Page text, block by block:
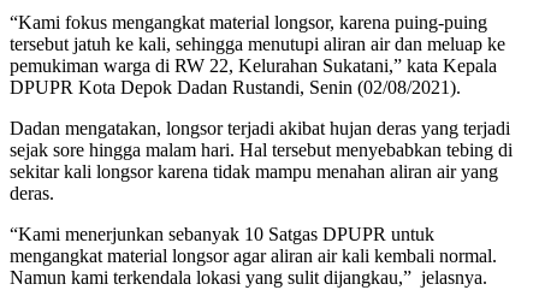
“Kami fokus mengangkat material longsor, karena puing-puing
tersebut jatuh ke kali, sehingga menutupi aliran air dan meluap ke
pemukiman warga di RW 22, Kelurahan Sukatani,” kata Kepala
DPUPR Kota Depok Dadan Rustandi, Senin (02/08/2021).
Dadan mengatakan, longsor terjadi akibat hujan deras yang terjadi
sejak sore hingga malam hari. Hal tersebut menyebabkan tebing di
sekitar kali longsor karena tidak mampu menahan aliran air yang
deras.
“Kami menerjunkan sebanyak 10 Satgas DPUPR untuk
mengangkat material longsor agar aliran air kali kembali normal.
Namun kami terkendala lokasi yang sulit dijangkau,” jelasnya.